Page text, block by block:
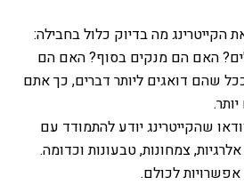
הקייטרינג מה בדיוק כלול בחבילה:
האם הם מנקים בסוף? האם הם
שהם דואגים ליותר דברים, כך אתם
שהקייטרינג יודע להתמודד עם
צמחונות, טבעונות וכדומה.
לכולם.